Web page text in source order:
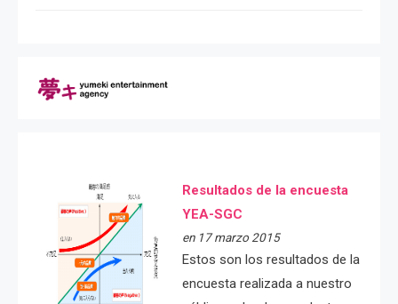
Resultados de la encuesta
YEA-SGC
en 17 marzo 2015
Estos son los resultados de la
encuesta realizada a nuestro